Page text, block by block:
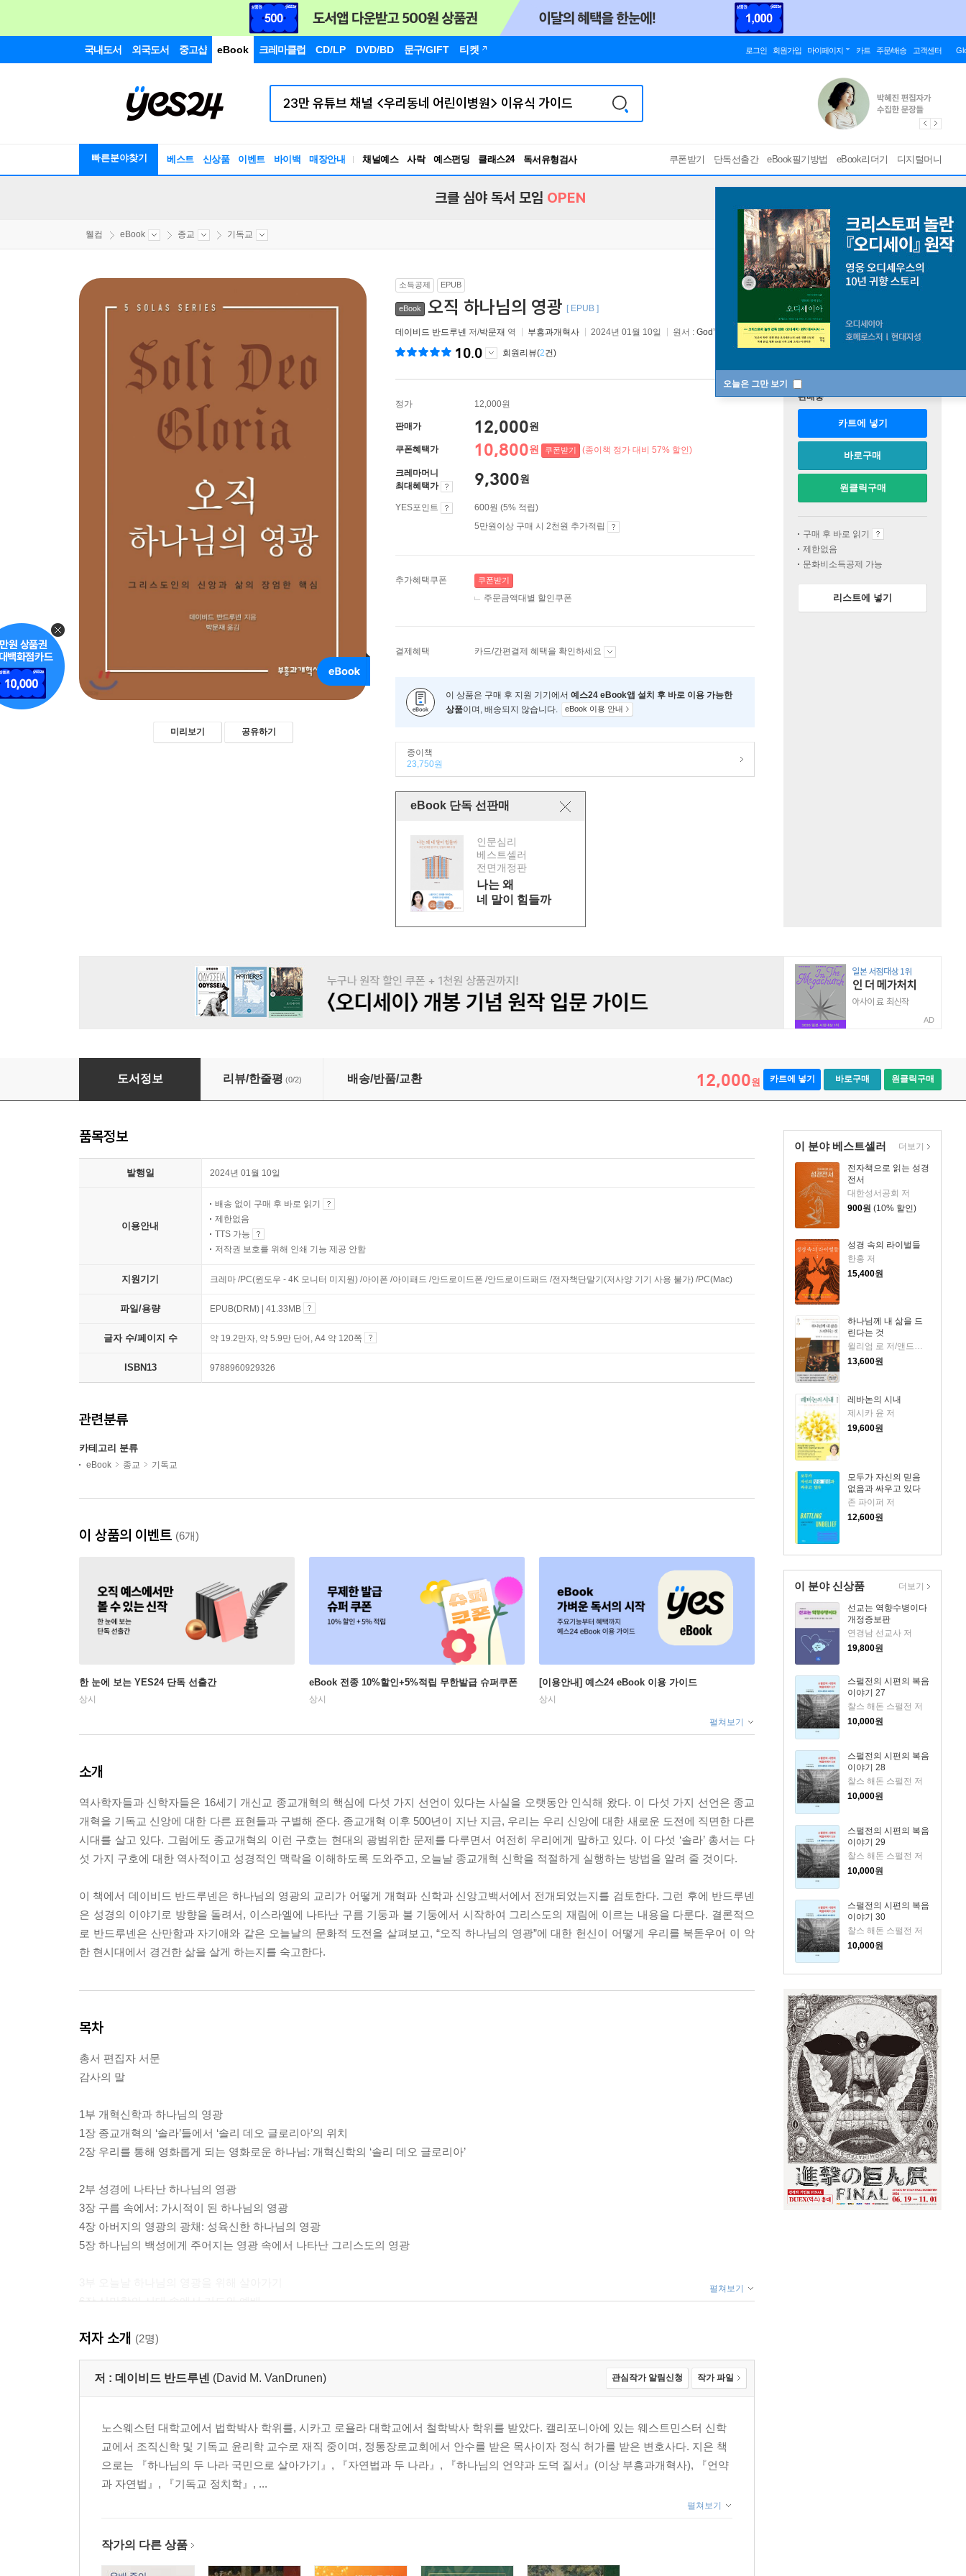
국내도서 외국도서 중고샵 eBook 크레마클럽 CD/LP DVD/BD 문구/GIFT 티켓 로그인 회원가입 마이페이지 카트 주문/배송 고객센터
빠른분야찾기 베스트 신상품 이벤트 바이백 매장안내 채널예스 사락 예스펀딩 클래스24
독서유형검사
RBTI Lab
쿠폰받기 단독선출간 eBook필기방법 eBook리더기 디지털머니
오늘은 그만 보기
크클 심야 독서 모임 OPEN
웰컴 eBook 종교 기독교
미리보기 공유하기
소득공제 EPUB
eBook 오직 하나님의 영광 [ EPUB ]
데이비드 반드루넨 저/박문재 역 부흥과개혁사 2024년 01월 10일 원서 : God’s Glory Alone
10.0 회원리뷰(2건)
정가 12,000원
판매가 12,000원
쿠폰혜택가 10,800원 쿠폰받기 (종이책 정가 대비 57% 할인)
크레마머니
최대혜택가
9,300원
YES포인트
600원 (5% 적립)
5만원이상 구매 시 2천원 추가적립
추가혜택쿠폰 쿠폰받기
주문금액대별 할인쿠폰
결제혜택 카드/간편결제 혜택을 확인하세요
이 상품은 구매 후 지원 기기에서 예스24 eBook앱 설치 후 바로 이용 가능한
상품이며, 배송되지 않습니다. eBook 이용 안내
종이책
23,750원
eBook 단독 선판매
인문심리
베스트셀러
전면개정판
나는 왜
네 말이 힘들까
판매중
카트에 넣기
바로구매
원클릭구매
구매 후 바로 읽기
제한없음
문화비소득공제 가능
리스트에 넣기
AD
오직 하나님의 영광
도서정보 리뷰/한줄평 (0/2) 배송/반품/교환 12,000원 카트에 넣기 바로구매 원클릭구매
이 분야 베스트셀러
전자책으로 읽는 성경
전서
대한성서공회 저
900원 (10% 할인)
성경 속의 라이벌들
한홍 저
15,400원
하나님께 내 삶을 드
린다는 것
윌리엄 로 저/앤드류 머레이 편/서문강 역
13,600원
레바논의 시내
제시카 윤 저
19,600원
모두가 자신의 믿음
없음과 싸우고 있다
존 파이퍼 저
12,600원
더보기
이 분야 신상품
선교는 역향수병이다
개정증보판
연경남 선교사 저
19,800원
스펄전의 시편의 복음
이야기 27
찰스 해돈 스펄전 저
10,000원
스펄전의 시편의 복음
이야기 28
찰스 해돈 스펄전 저
10,000원
스펄전의 시편의 복음
이야기 29
찰스 해돈 스펄전 저
10,000원
스펄전의 시편의 복음
이야기 30
찰스 해돈 스펄전 저
10,000원
더보기
품목정보
발행일 2024년 01월 10일
이용안내
배송 없이 구매 후 바로 읽기
제한없음
TTS 가능
저작권 보호를 위해 인쇄 기능 제공 안함
지원기기 크레마 /PC(윈도우 - 4K 모니터 미지원) /아이폰 /아이패드 /안드로이드폰 /안드로이드패드 /전자책단말기(저사양 기기 사용 불가) /PC(Mac)
파일/용량 EPUB(DRM) | 41.33MB
글자 수/페이지 수 약 19.2만자, 약 5.9만 단어, A4 약 120쪽
ISBN13 9788960929326
관련분류
카테고리 분류
eBook 종교 기독교
이 상품의 이벤트 (6개)
한 눈에 보는 YES24 단독 선출간
상시
eBook 전종 10%할인+5%적립 무한발급 슈퍼쿠폰
상시
[이용안내] 예스24 eBook 이용 가이드
상시
펼쳐보기
소개
역사학자들과 신학자들은 16세기 개신교 종교개혁의 핵심에 다섯 가지 선언이 있다는 사실을 오랫동안 인식해 왔다. 이 다섯 가지 선언은 종교
개혁을 기독교 신앙에 대한 다른 표현들과 구별해 준다. 종교개혁 이후 500년이 지난 지금, 우리는 우리 신앙에 대한 새로운 도전에 직면한 다른
시대를 살고 있다. 그럼에도 종교개혁의 이런 구호는 현대의 광범위한 문제를 다루면서 여전히 우리에게 말하고 있다. 이 다섯 ‘솔라’ 총서는 다
섯 가지 구호에 대한 역사적이고 성경적인 맥락을 이해하도록 도와주고, 오늘날 종교개혁 신학을 적절하게 실행하는 방법을 알려 줄 것이다.
이 책에서 데이비드 반드루넨은 하나님의 영광의 교리가 어떻게 개혁파 신학과 신앙고백서에서 전개되었는지를 검토한다. 그런 후에 반드루넨
은 성경의 이야기로 방향을 돌려서, 이스라엘에 나타난 구름 기둥과 불 기둥에서 시작하여 그리스도의 재림에 이르는 내용을 다룬다. 결론적으
로 반드루넨은 산만함과 자기애와 같은 오늘날의 문화적 도전을 살펴보고, “오직 하나님의 영광”에 대한 헌신이 어떻게 우리를 북돋우어 이 악
한 현시대에서 경건한 삶을 살게 하는지를 숙고한다.
목차
총서 편집자 서문
감사의 말
1부 개혁신학과 하나님의 영광
1장 종교개혁의 ‘솔라’들에서 ‘솔리 데오 글로리아’의 위치
2장 우리를 통해 영화롭게 되는 영화로운 하나님: 개혁신학의 ‘솔리 데오 글로리아’
2부 성경에 나타난 하나님의 영광
3장 구름 속에서: 가시적이 된 하나님의 영광
4장 아버지의 영광의 광채: 성육신한 하나님의 영광
5장 하나님의 백성에게 주어지는 영광 속에서 나타난 그리스도의 영광
6장 산만함의 시대 속에서 기도와 예배
8장 덧없이 지나가는 세대 속에서 하나님을 영화롭게 함
참고 문헌
펼쳐보기
저자 소개 (2명)
저 : 데이비드 반드루넨 (David M. VanDrunen) 관심작가 알림신청 작가 파일
노스웨스턴 대학교에서 법학박사 학위를, 시카고 로욜라 대학교에서 철학박사 학위를 받았다. 캘리포니아에 있는 웨스트민스터 신학
교에서 조직신학 및 기독교 윤리학 교수로 재직 중이며, 정통장로교회에서 안수를 받은 목사이자 정식 허가를 받은 변호사다. 지은 책
으로는 『하나님의 두 나라 국민으로 살아가기』, 『자연법과 두 나라』, 『하나님의 언약과 도덕 질서』(이상 부흥과개혁사), 『언약
과 자연법』, 『기독교 정치학』, ...
펼쳐보기
작가의 다른 상품